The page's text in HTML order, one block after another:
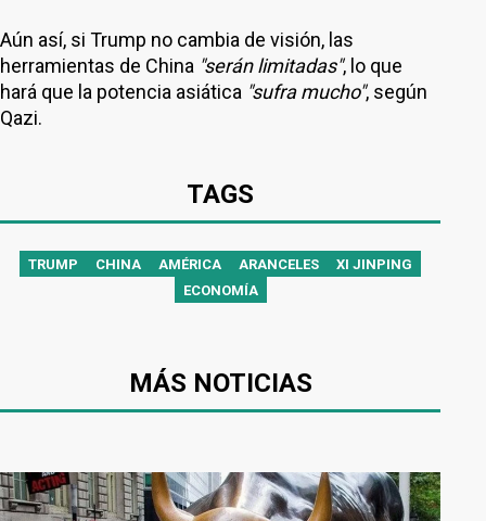
Aún así, si Trump no cambia de visión, las
herramientas de China "serán limitadas", lo que
hará que la potencia asiática "sufra mucho", según
Qazi.
TAGS
TRUMP CHINA AMÉRICA ARANCELES
XI JINPING
ECONOMÍA
MÁS NOTICIAS